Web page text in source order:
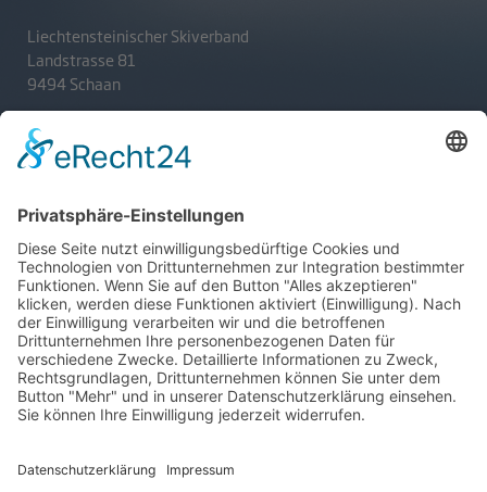
Liechtensteinischer Skiverband
Landstrasse 81
9494 Schaan
T+423 233 36 30
admin@lsv.li
Ski Alpin
Ski Nordisch
Winter-Highlights
Aktuelles
Verband
Aktion Pro Ski
Selektionsrichtlinien
Kontakt
Impressum
Datenschutz
Internationale Verbände
FIS